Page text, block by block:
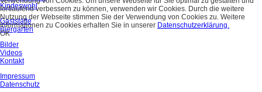
Kindeswohl
Gaststätte
Biergarten
Bilder
Videos
Kontakt
Impressum
Datenschutz
fortlaufend verbessern zu können, verwenden wir Cookies. Durch die weitere
Nutzung der Webseite stimmen Sie der Verwendung von Cookies zu. Weitere
Informationen zu Cookies erhalten Sie in unserer Datenschutzerklärung.
OK